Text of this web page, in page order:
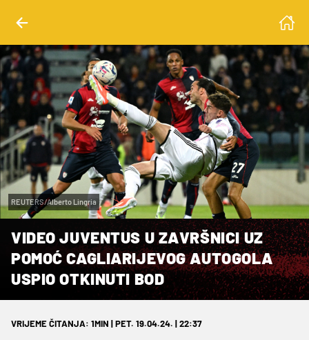
REUTERS/Alberto Lingria
VIDEO JUVENTUS U ZAVRŠNICI UZ
POMOĆ CAGLIARIJEVOG AUTOGOLA
USPIO OTKINUTI BOD
VRIJEME ČITANJA: 1MIN | PET. 19.04.24. | 22:37